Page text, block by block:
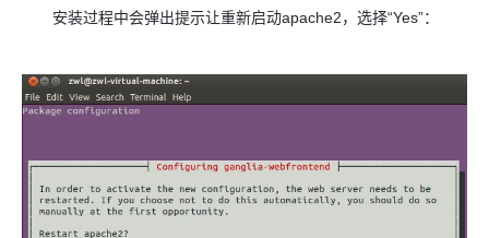
安装过程中会弹出提示让重新启动apache2，选择“Yes”：